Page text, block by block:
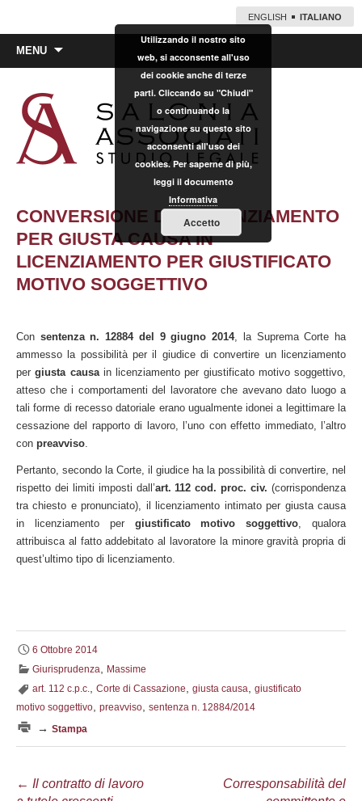
ENGLISH ITALIANO
MENU
CONVERSIONE DEL LICENZIAMENTO
PER GIUSTA CAUSA IN
LICENZIAMENTO PER GIUSTIFICATO
MOTIVO SOGGETTIVO
Con sentenza n. 12884 del 9 giugno 2014, la Suprema Corte ha
ammesso la possibilità per il giudice di convertire un licenziamento
pergiusta causain licenziamento per giustificato motivo soggettivo,
atteso che i comportamenti del lavoratore che avevano dato luogo a
tali forme di recesso datoriale erano ugualmente idonei a legittimare la
cessazione del rapporto di lavoro, l’uno con effetto immediato, l’altro
con preavviso.
Pertanto, secondo la Corte, il giudice ha la possibilità di convertire, nel
rispetto dei limiti imposti dall’art. 112 cod. proc. civ. (corrispondenza
tra chiesto e pronunciato), il licenziamento intimato per giusta causa
in licenziamento pergiustificato motivo soggettivo, qualora
attribuisca al fatto addebitato al lavoratore la minore gravità propria di
quest’ultimo tipo di licenziamento.
6 Ottobre 2014
Giurisprudenza
Massime
art. 112 c.p.c. Corte di Cassazione giusta causa giustificato
motivo soggettivo preavviso sentenza n. 12884/2014
→ Stampa
Navigazione
← Il contratto di lavoro
Corresponsabilità del
Utilizzando il nostro sito
web, si acconsente all'uso
dei cookie anche di terze
parti. Cliccando su "Chiudi"
o continuando la
navigazione su questo sito
acconsenti all'uso dei
cookies. Per saperne di più,
leggi il documento
Informativa
Accetto